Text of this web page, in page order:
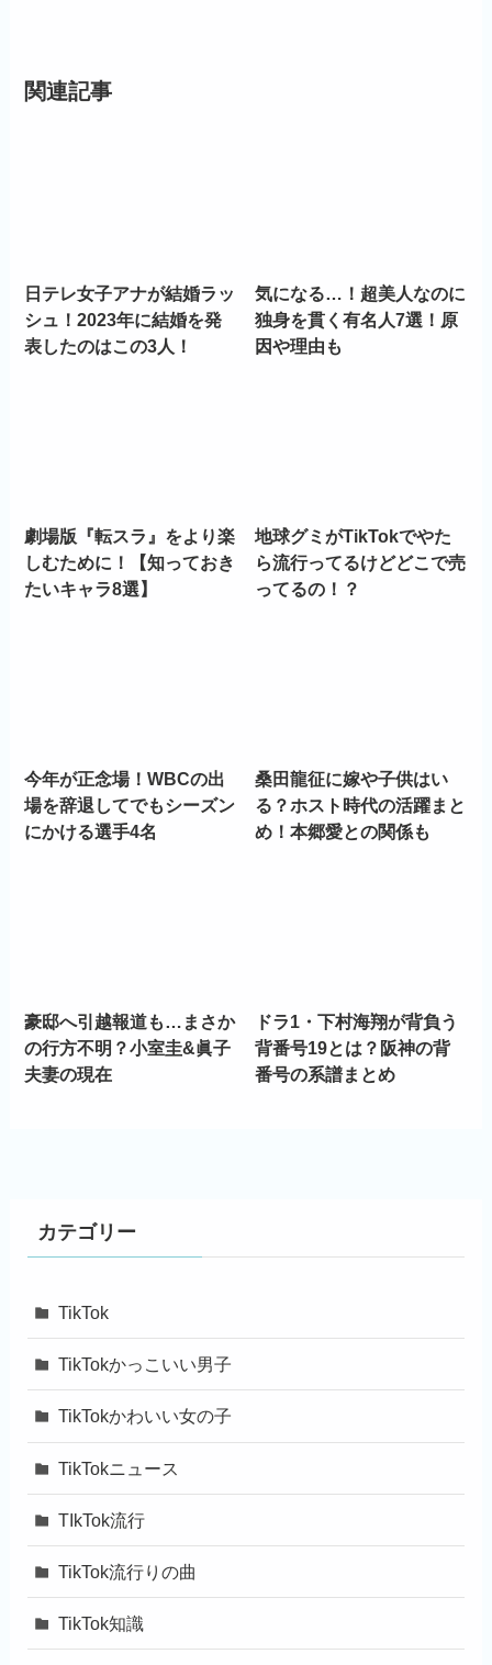
関連記事
日テレ女子アナが結婚ラッ
シュ！2023年に結婚を発
表したのはこの3人！
気になる…！超美人なのに
独身を貫く有名人7選！原
因や理由も
劇場版『転スラ』をより楽
しむために！【知っておき
たいキャラ8選】
地球グミがTikTokでやた
ら流行ってるけどどこで売
ってるの！？
今年が正念場！WBCの出
場を辞退してでもシーズン
にかける選手4名
桑田龍征に嫁や子供はい
る？ホスト時代の活躍まと
め！本郷愛との関係も
豪邸へ引越報道も…まさか
の行方不明？小室圭&眞子
夫妻の現在
ドラ1・下村海翔が背負う
背番号19とは？阪神の背
番号の系譜まとめ
カテゴリー
TikTok
TikTokかっこいい男子
TikTokかわいい女の子
TikTokニュース
TIkTok流行
TikTok流行りの曲
TikTok知識